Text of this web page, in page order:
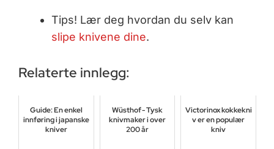
Tips! Lær deg hvordan du selv kan
slipe knivene dine.
Relaterte innlegg:
Guide: En enkel
innføring i japanske
kniver
Wüsthof - Tysk
knivmaker i over
200 år
Victorinox kokkekni
v er en populær
kniv